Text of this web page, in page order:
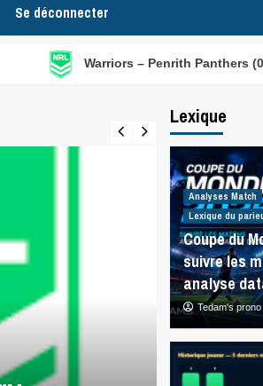
Se déconnecter
Warriors – Penrith Panthers (07/08) :
Lexique
Analyses Match
Lexique du
Coupe du
suivre les
analyse
Tedam's prono